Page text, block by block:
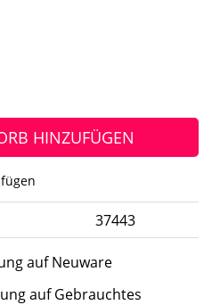
HINZUFÜGEN
37443
auf Neuware
auf Gebrauchtes